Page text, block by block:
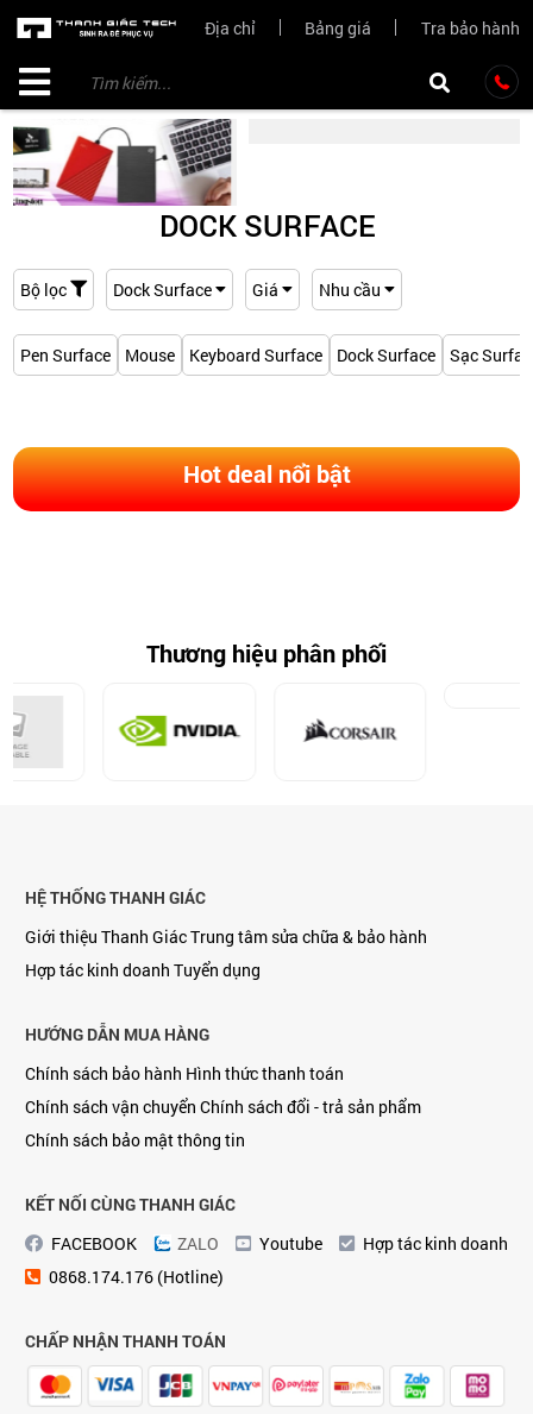
Địa chỉ Bảng giá Tra bảo hành
DOCK SURFACE
Bộ lọc Dock Surface Giá Nhu cầu
Pen Surface Mouse Keyboard Surface Dock Surface Sạc
Hot deal nổi bật
Thương hiệu phân phối
HỆ THỐNG THANH GIÁC
Giới thiệu Thanh GiácTrung tâm sửa chữa & bảo hành
Hợp tác kinh doanh Tuyển dụng
HƯỚNG DẪN MUA HÀNG
Chính sách bảo hành Hình thức thanh toán
Chính sách vận chuyển Chính sách đổi - trả sản phẩm
Chính sách bảo mật thông tin
KẾT NỐI CÙNG THANH GIÁC
FACEBOOK
ZALO Youtube
Hợp tác kinh doanh
0868.174.176 (Hotline)
CHẤP NHẬN THANH TOÁN